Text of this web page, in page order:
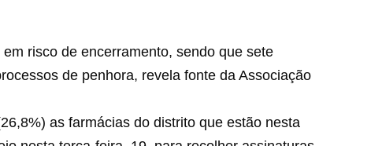
risco de encerramento, sendo que sete
de penhora, revela fonte da Associação
as farmácias do distrito que estão nesta